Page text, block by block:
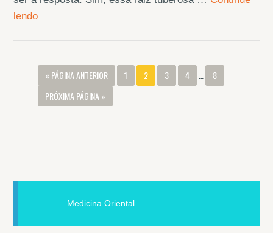
lendo
« PÁGINA ANTERIOR 1 2 3 4
8
PRÓXIMA PÁGINA »
Medicina Oriental